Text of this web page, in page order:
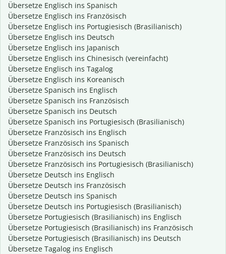
Übersetze Englisch ins Spanisch
Übersetze Englisch ins Französisch
Übersetze Englisch ins Portugiesisch (Brasilianisch)
Übersetze Englisch ins Deutsch
Übersetze Englisch ins Japanisch
Übersetze Englisch ins Chinesisch (vereinfacht)
Übersetze Englisch ins Tagalog
Übersetze Englisch ins Koreanisch
Übersetze Spanisch ins Englisch
Übersetze Spanisch ins Französisch
Übersetze Spanisch ins Deutsch
Übersetze Spanisch ins Portugiesisch (Brasilianisch)
Übersetze Französisch ins Englisch
Übersetze Französisch ins Spanisch
Übersetze Französisch ins Deutsch
Übersetze Französisch ins Portugiesisch (Brasilianisch)
Übersetze Deutsch ins Englisch
Übersetze Deutsch ins Französisch
Übersetze Deutsch ins Spanisch
Übersetze Deutsch ins Portugiesisch (Brasilianisch)
Übersetze Portugiesisch (Brasilianisch) ins Englisch
Übersetze Portugiesisch (Brasilianisch) ins Französisch
Übersetze Portugiesisch (Brasilianisch) ins Deutsch
Übersetze Tagalog ins Englisch